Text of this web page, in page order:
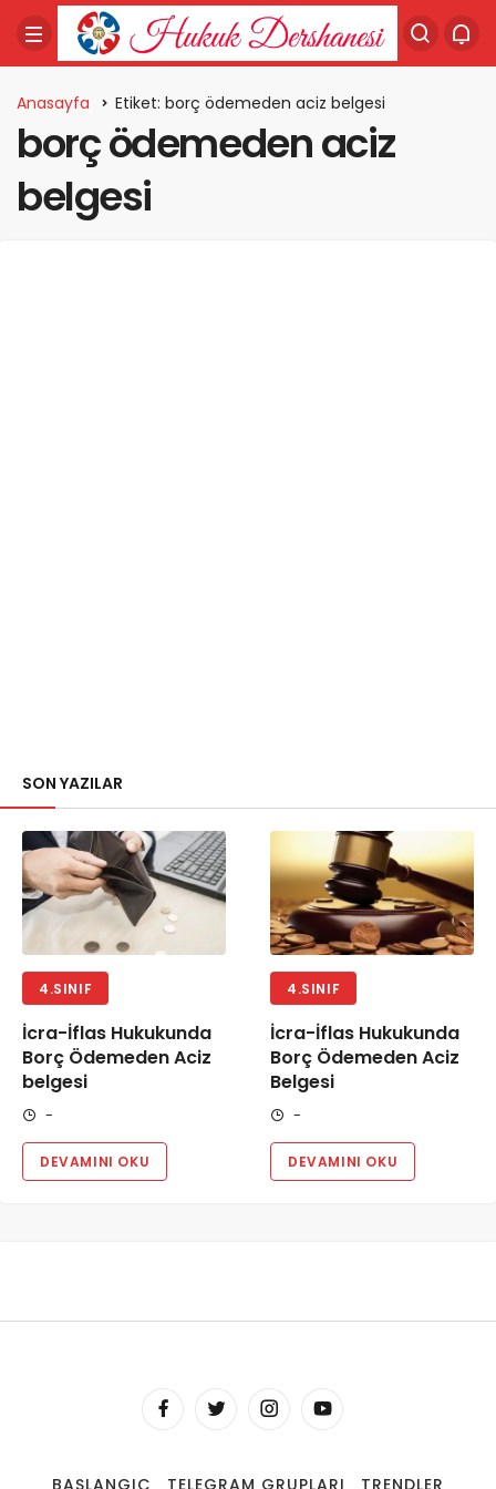
Anasayfa Etiket: borç ödemeden aciz belgesi
borç ödemeden aciz
belgesi
SON YAZILAR
4.SINIF
İcra-İflas Hukukunda
Borç Ödemeden Aciz
belgesi
-
DEVAMINI OKU
4.SINIF
İcra-İflas Hukukunda
Borç Ödemeden Aciz
Belgesi
-
DEVAMINI OKU
BAŞLANGIÇ TELEGRAM GRUPLARI TRENDLER